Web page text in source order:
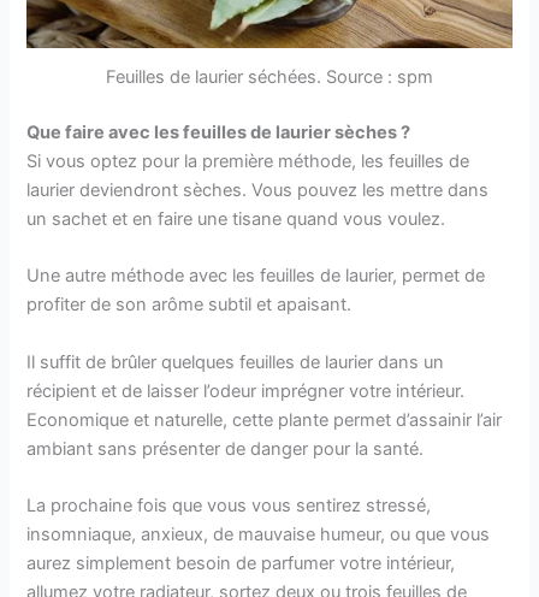
Feuilles de laurier séchées. Source : spm
Que faire avec les feuilles de laurier sèches ?
Si vous optez pour la première méthode, les feuilles de
laurier deviendront sèches. Vous pouvez les mettre dans
un sachet et en faire une tisane quand vous voulez.
Une autre méthode avec les feuilles de laurier, permet de
profiter de son arôme subtil et apaisant.
Il suffit de brûler quelques feuilles de laurier dans un
récipient et de laisser l’odeur imprégner votre intérieur.
Economique et naturelle, cette plante permet d’assainir l’air
ambiant sans présenter de danger pour la santé.
La prochaine fois que vous vous sentirez stressé,
insomniaque, anxieux, de mauvaise humeur, ou que vous
aurez simplement besoin de parfumer votre intérieur,
allumez votre radiateur, sortez deux ou trois feuilles de